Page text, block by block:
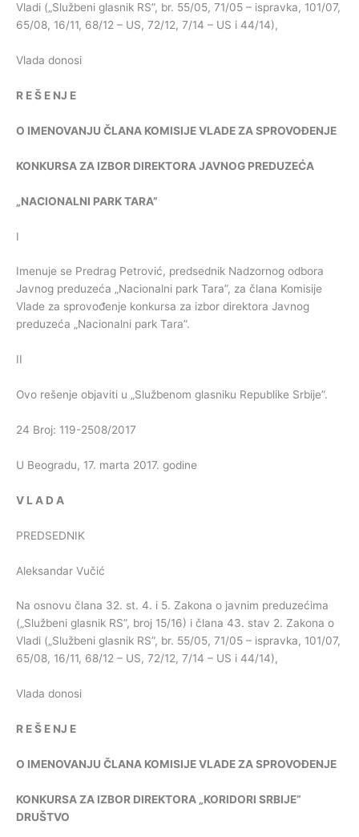
Vladi („Službeni glasnik RS”, br. 55/05, 71/05 – ispravka, 101/07,
65/08, 16/11, 68/12 – US, 72/12, 7/14 – US i 44/14),
Vlada donosi
R EŠ E NJ E
O IMENOVANJU ČLANA KOMISIJEVLADEZASPROVOĐENJE
KONKURSAZA IZBOR DIREKTORAJAVNOG PREDUZEĆA
„NACIONALNI PARKTARA”
I
Imenuje se Predrag Petrović, predsednik Nadzornog odbora
Javnog preduzeća „Nacionalni park Tara”, za člana Komisije
Vlade za sprovođenje konkursa za izbor direktora Javnog
preduzeća „Nacionalni park Tara”.
II
Ovo rešenje objaviti u „Službenom glasniku Republike Srbije”.
24 Broj: 119-2508/2017
U Beogradu, 17. marta 2017. godine
V L A D A
PREDSEDNIK
Aleksandar Vučić
Na osnovu člana 32. st. 4. i 5. Zakona o javnim preduzećima
(„Službeni glasnik RS”, broj 15/16) i člana 43. stav 2. Zakona o
Vladi („Službeni glasnik RS”, br. 55/05, 71/05 – ispravka, 101/07,
65/08, 16/11, 68/12 – US, 72/12, 7/14 – US i 44/14),
Vlada donosi
R EŠ E NJ E
O IMENOVANJU ČLANA KOMISIJEVLADEZASPROVOĐENJE
KONKURSAZA IZBOR DIREKTORA „KORIDORI SRBIJE”
DRUŠTVO